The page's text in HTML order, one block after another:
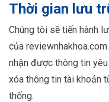
Thời gian lưu
Chúng tôi sẽ tiến hành
của
nhận được thông tin
xóa thông tin tài khoản
thống.